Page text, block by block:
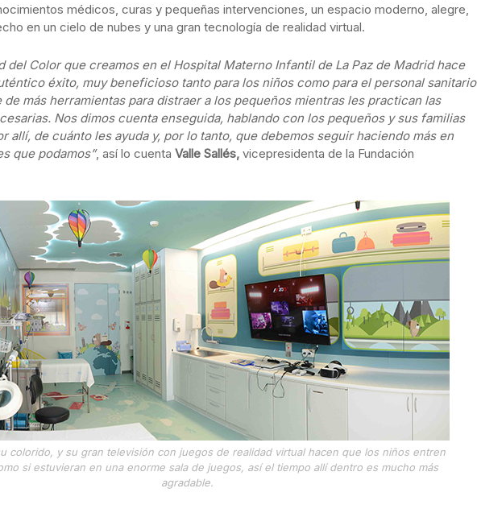
médicos, curas y pequeñas intervenciones, un espacio moderno, alegre,
en un cielo de nubes y una gran tecnología de realidad virtual.
del Color que creamos en el Hospital Materno Infantil de La Paz de Madrid hace
éxito, muy beneficioso tanto para los niños como para el personal sanitario
de más herramientas para distraer a los pequeños mientras les practican las
Nos dimos cuenta enseguida, hablando con los pequeños y sus familias
allí, de cuánto les ayuda y, por lo tanto, que debemos seguir haciendo más en
que podamos”, así lo cuenta Valle Sallés, vicepresidenta de la Fundación
colorido, y su gran televisión con juegos de realidad virtual hacen que los niños entren
si estuvieran en una enorme sala de juegos, así el tiempo allí dentro es mucho más
agradable.